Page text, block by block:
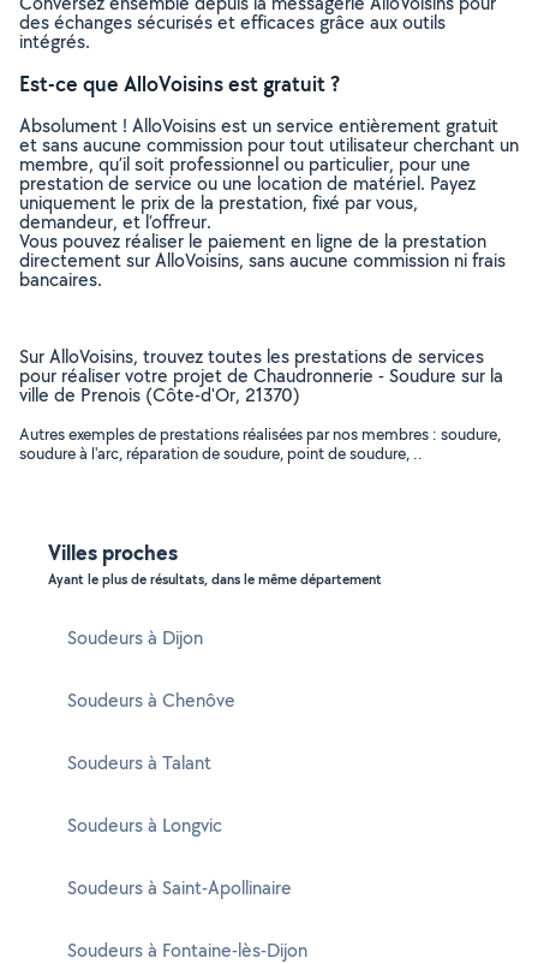
des échanges sécurisés et efficaces grâce aux outils
intégrés.
Est-ce que AlloVoisins est gratuit ?
Absolument ! AlloVoisins est un service entièrement gratuit
et sans aucune commission pour tout utilisateur cherchant un
membre, qu’il soit professionnel ou particulier, pour une
prestation de service ou une location de matériel. Payez
uniquement le prix de la prestation, fixé par vous,
demandeur, et l’offreur.
Vous pouvez réaliser le paiement en ligne de la prestation
directement sur AlloVoisins, sans aucune commission ni frais
bancaires.
Sur AlloVoisins, trouvez toutes les prestations de services
pour réaliser votre projet de Chaudronnerie - Soudure sur la
ville de Prenois (Côte-d'Or, 21370)
Autres exemples de prestations réalisées par nos membres : soudure,
soudure à l'arc, réparation de soudure, point de soudure, ..
Villes proches
Ayant le plus de résultats, dans le même département
Soudeurs à Dijon
Soudeurs à Chenôve
Soudeurs à Talant
Soudeurs à Longvic
Soudeurs à Saint-Apollinaire
Soudeurs à Fontaine-lès-Dijon